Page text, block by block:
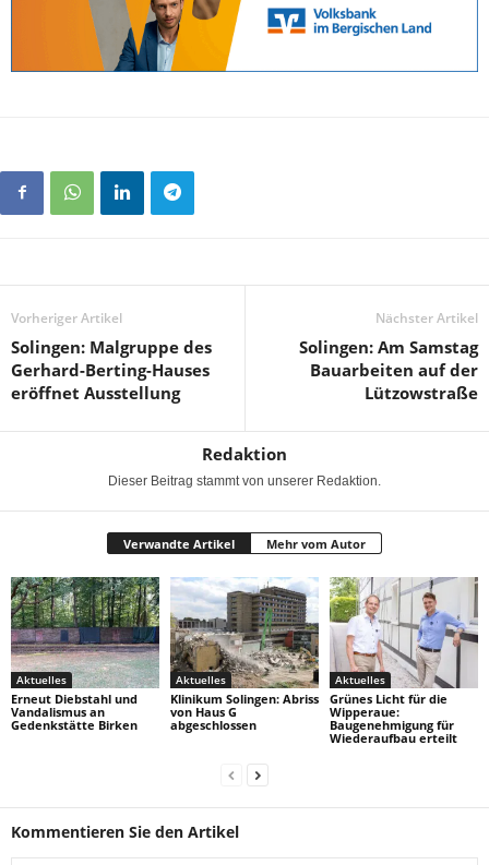
Vorheriger Artikel
Solingen: Malgruppe des
Gerhard-Berting-Hauses
eröffnet Ausstellung
Nächster Artikel
Solingen: Am Samstag
Bauarbeiten auf der
Lützowstraße
Redaktion
Dieser Beitrag stammt von unserer Redaktion.
Verwandte Artikel Mehr vom Autor
Aktuelles
Erneut Diebstahl und
Vandalismus an
Gedenkstätte Birken
Aktuelles
Klinikum Solingen: Abriss
von Haus G
abgeschlossen
Aktuelles
Grünes Licht für die
Wipperaue:
Baugenehmigung für
Wiederaufbau erteilt
Kommentieren Sie den Artikel